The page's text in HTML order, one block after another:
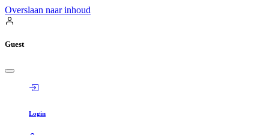
Overslaan naar inhoud
Guest
Login